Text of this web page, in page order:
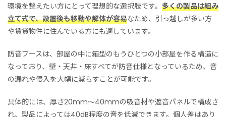
環境を整えたい方にとって理想的な選択肢です。 多くの製品は組み
立て式で、設置後も移動や解体が容易なため、引っ越しが多い方
や賃貸物件に住んでいる方にも適しています。
防音ブースは、部屋の中に箱型のもうひとつの小部屋を作る構造に
なっており、壁・天井・床すべてが防音仕様となっているため、音
の漏れや侵入を大幅に減らすことが可能です。
具体的には、厚さ20mm～40mmの吸音材や遮音パネルで構成さ
れ、製品によっては40dB程度の音を低減できます。個人差はあり